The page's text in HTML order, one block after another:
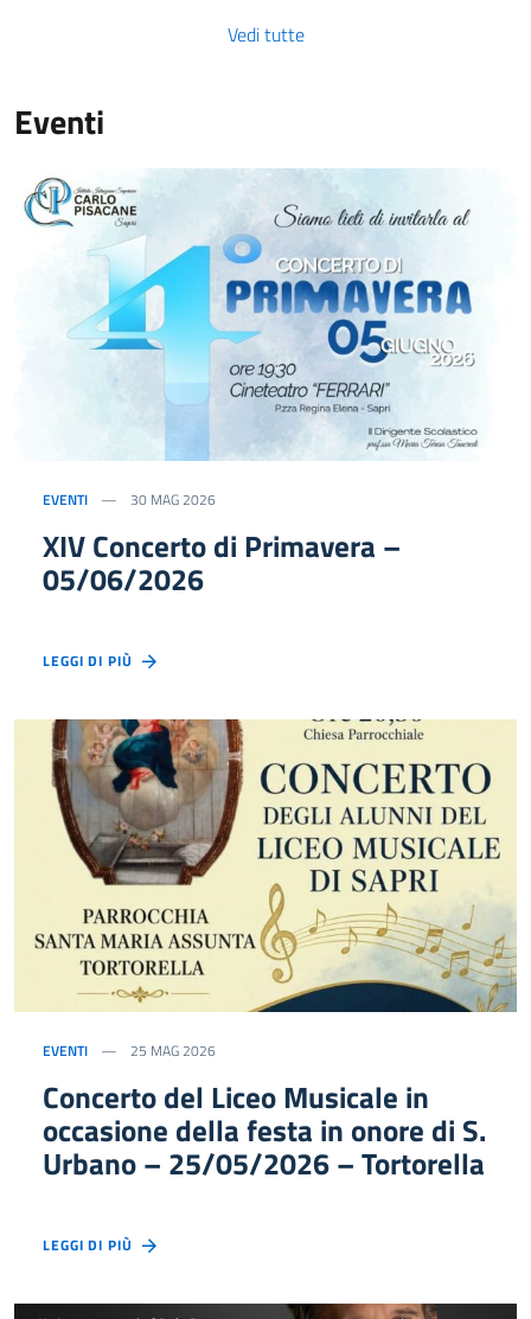
Vedi tutte
Eventi
EVENTI 30 MAG 2026
XIV Concerto di Primavera –
05/06/2026
LEGGI DI PIÙ
EVENTI 25 MAG 2026
Concerto del Liceo Musicale in
occasione della festa in onore di S.
Urbano – 25/05/2026 – Tortorella
LEGGI DI PIÙ